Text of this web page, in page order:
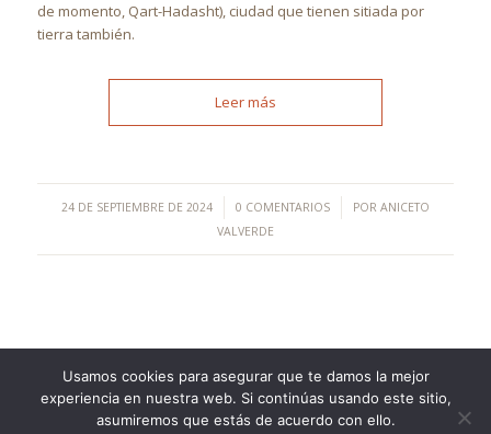
de momento, Qart-Hadasht), ciudad que tienen sitiada por
tierra también.
Leer más
24 DE SEPTIEMBRE DE 2024
/ 0 COMENTARIOS
/ POR ANICETO
VALVERDE
©Copyright [2023] - TecnoMur Sistemas, Informática y
Usamos cookies para asegurar que te damos la mejor
experiencia en nuestra web. Si continúas usando este sitio,
asumiremos que estás de acuerdo con ello.